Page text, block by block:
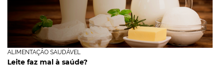
ALIMENTAÇÃO SAUDÁVEL
Leite faz mal à saúde?